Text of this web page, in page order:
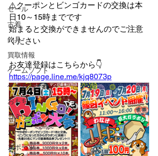
セール
古着
釣具
買取情報
ゲームソフト
ゲームハード
おもちゃ
コミック
カード
スポーツ
⚠️クーポンとビンゴカードの交換は本
日10～15時までです
始まると交換ができませんのでご注意
ください
お友達登録はこちらから👇
https://page.line.me/kjq8073p